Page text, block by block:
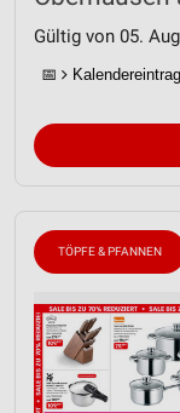
Gültig von 05.
📅
TÖPFE & PFANNEN